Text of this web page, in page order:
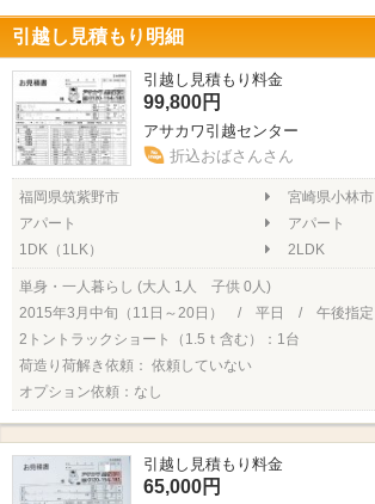
引越し見積もり明細
引越し見積もり料金
99,800円
アサカワ引越センター
折込おばさんさん
福岡県筑紫野市
宮崎県小林市
アパート
アパート
1DK（1LK）
2LDK
単身・一人暮らし (大人 1人 子供 0人)
2015年3月中旬（11日～20日） / 平日 / 午後指定
2トントラックショート（1.5ｔ含む）：1台
荷造り荷解き依頼： 依頼していない
オプション依頼：なし
引越し見積もり料金
65,000円